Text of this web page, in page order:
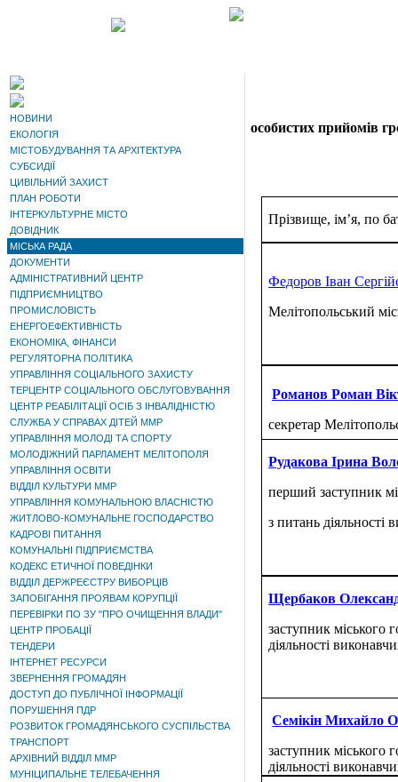
НОВИНИ
ЕКОЛОГІЯ
МІСТОБУДУВАННЯ ТА АРХІТЕКТУРА
СУБСИДІЇ
ЦИВІЛЬНИЙ ЗАХИСТ
ПЛАН РОБОТИ
ІНТЕРКУЛЬТУРНЕ МІСТО
ДОВІДНИК
МІСЬКА РАДА
ДОКУМЕНТИ
АДМІНІСТРАТИВНИЙ ЦЕНТР
ПІДПРИЄМНИЦТВО
ПРОМИСЛОВІСТЬ
ЕНЕРГОЕФЕКТИВНІСТЬ
ЕКОНОМІКА, ФІНАНСИ
РЕГУЛЯТОРНА ПОЛІТИКА
УПРАВЛІННЯ СОЦІАЛЬНОГО ЗАХИСТУ
ТЕРЦЕНТР СОЦІАЛЬНОГО ОБСЛУГОВУВАННЯ
ЦЕНТР РЕАБІЛІТАЦІЇ ОСІБ З ІНВАЛІДНІСТЮ
СЛУЖБА У СПРАВАХ ДІТЕЙ ММР
УПРАВЛІННЯ МОЛОДІ ТА СПОРТУ
МОЛОДІЖНИЙ ПАРЛАМЕНТ МЕЛІТОПОЛЯ
УПРАВЛІННЯ ОСВІТИ
ВІДДІЛ КУЛЬТУРИ ММР
УПРАВЛІННЯ КОМУНАЛЬНОЮ ВЛАСНІСТЮ
ЖИТЛОВО-КОМУНАЛЬНЕ ГОСПОДАРСТВО
КАДРОВІ ПИТАННЯ
КОМУНАЛЬНІ ПІДПРИЄМСТВА
КОДЕКС ЕТИЧНОЇ ПОВЕДІНКИ
ВІДДІЛ ДЕРЖРЕЄСТРУ ВИБОРЦІВ
ЗАПОБІГАННЯ ПРОЯВАМ КОРУПЦІЇ
ПЕРЕВІРКИ ПО ЗУ "ПРО ОЧИЩЕННЯ ВЛАДИ"
ЦЕНТР ПРОБАЦІЇ
ТЕНДЕРИ
ІНТЕРНЕТ РЕСУРСИ
ЗВЕРНЕННЯ ГРОМАДЯН
ДОСТУП ДО ПУБЛІЧНОЇ ІНФОРМАЦІЇ
ПОРУШЕННЯ ПДР
РОЗВИТОК ГРОМАДЯНСЬКОГО СУСПІЛЬСТВА
ТРАНСПОРТ
АРХІВНИЙ ВІДДІЛ ММР
МУНІЦИПАЛЬНЕ ТЕЛЕБАЧЕННЯ
особистих прийомів
Прізвище, ім’я, по
Федоров Іван
Мелітопольський
Романов Роман
секретар
Рудакова Ірина
перший заступник
з питань діяльності
Щербаков
заступник міського
діяльності
Семікін Михайло
заступник міського
діяльності